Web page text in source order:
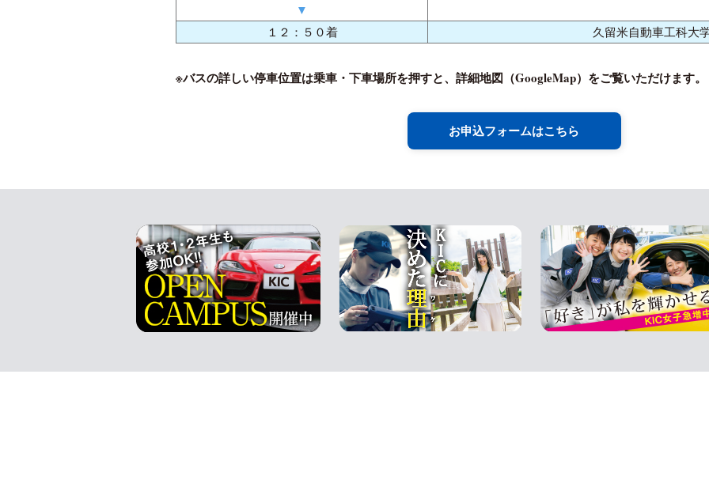
▼
１２：５０着
久留米自動車工科大
※バスの詳しい停車位置は乗車・下車場所を押すと、詳細地図（GoogleMap）をご覧いただけます。
お申込フォームはこちら